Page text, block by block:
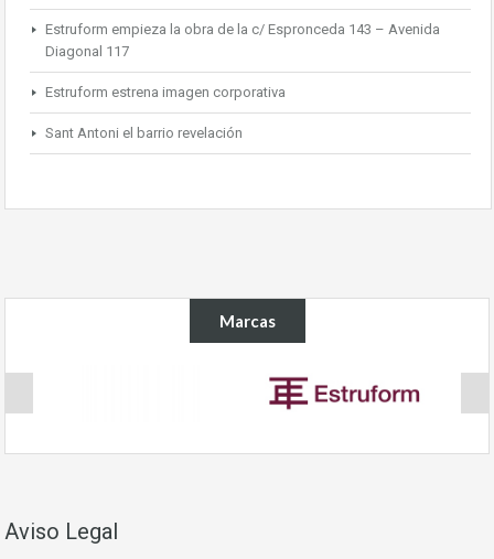
Estruform empieza la obra de la c/ Espronceda 143 – Avenida
Diagonal 117
Estruform estrena imagen corporativa
Sant Antoni el barrio revelación
Marcas
Aviso Legal